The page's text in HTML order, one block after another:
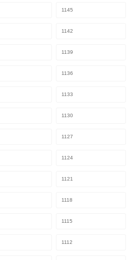
1145
1142
1139
1136
1133
1130
1127
1124
1121
1118
1115
1112